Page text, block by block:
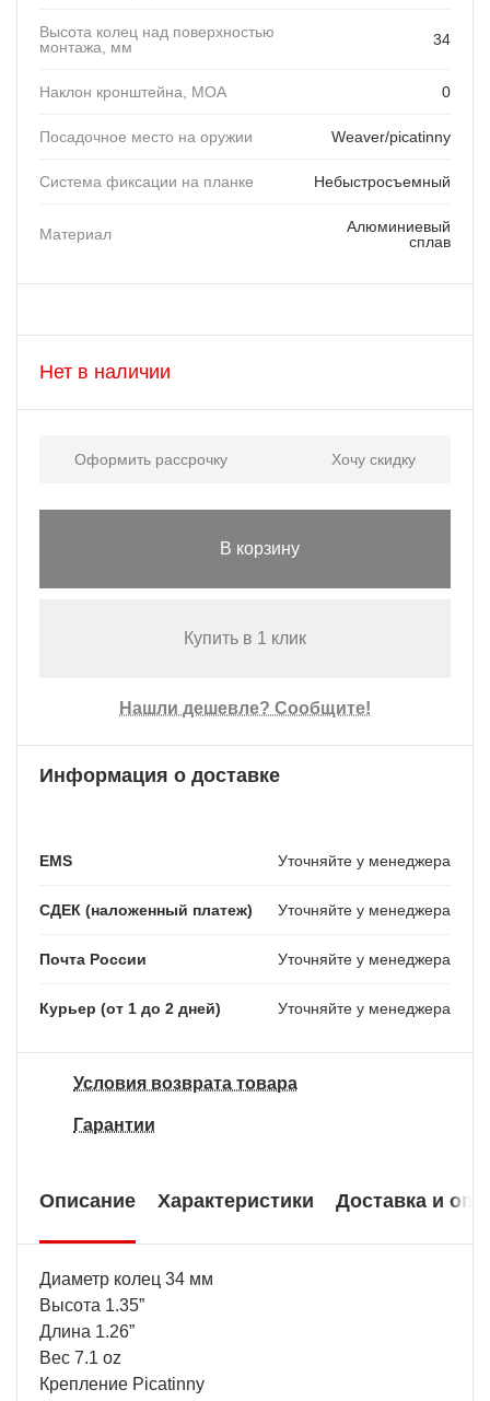
Высота колец над поверхностью
монтажа, мм
34
Наклон кронштейна, MOA 0
Посадочное место на оружии Weaver/picatinny
Система фиксации на планке Небыстросъемный
Материал
Алюминиевый
сплав
Нет в наличии
Оформить рассрочку Хочу скидку
В корзину
Купить в 1 клик
Нашли дешевле? Сообщите!
Информация о доставке
EMS Уточняйте у менеджера
СДЕК (наложенный платеж) Уточняйте у менеджера
Почта России Уточняйте у менеджера
Курьер (от 1 до 2 дней) Уточняйте у менеджера
Условия возврата товара
Гарантии
Описание Характеристики Доставка и
Диаметр колец 34 мм
Высота 1.35”
Длина 1.26”
Вес 7.1 oz
Крепление Picatinny